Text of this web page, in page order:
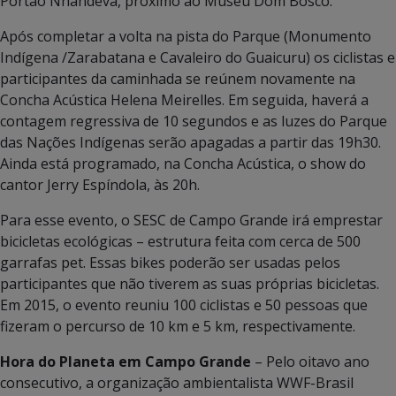
Após completar a volta na pista do Parque (Monumento
Indígena /Zarabatana e Cavaleiro do Guaicuru) os ciclistas e
participantes da caminhada se reúnem novamente na
Concha Acústica Helena Meirelles. Em seguida, haverá a
contagem regressiva de 10 segundos e as luzes do Parque
das Nações Indígenas serão apagadas a partir das 19h30.
Ainda está programado, na Concha Acústica, o show do
cantor Jerry Espíndola, às 20h.
Para esse evento, o SESC de Campo Grande irá emprestar
bicicletas ecológicas – estrutura feita com cerca de 500
garrafas pet. Essas bikes poderão ser usadas pelos
participantes que não tiverem as suas próprias bicicletas.
Em 2015, o evento reuniu 100 ciclistas e 50 pessoas que
fizeram o percurso de 10 km e 5 km, respectivamente.
Hora do Planeta em Campo Grande – Pelo oitavo ano
consecutivo, a organização ambientalista WWF-Brasil